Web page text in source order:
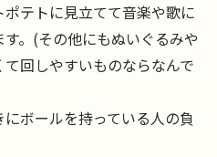
テトに見立てて音楽や歌に
。(その他にもぬいぐるみや
回しやすいものならなんで
ボールを持っている人の負